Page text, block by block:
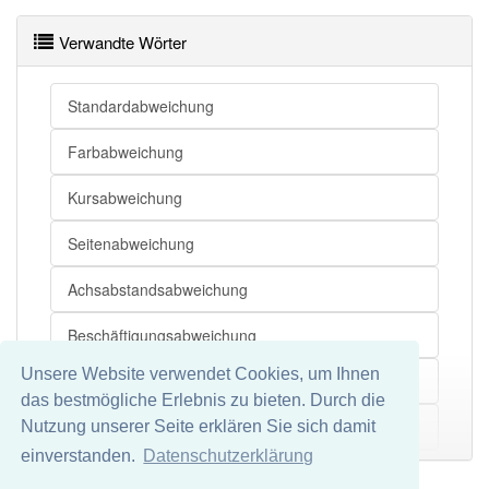
Unsere Website verwendet Cookies, um Ihnen
das bestmögliche Erlebnis zu bieten. Durch die
Nutzung unserer Seite erklären Sie sich damit
einverstanden.
Datenschutzerklärung
Abweichung
Unterschied
Abweichung
Abweichung
Widersprüchlichkeit(en)
Abweichung
Unterschied
Abweichung
Abweichung
Abweichung
Abweichung
Abschweifung
Abweichung
Auseinandergehen
Abweichung
Ungleichheit
Abweichung
Divergenz
Differenz
Divergenz
Bias
Verwandte Wörter
Standardabweichung
Farbabweichung
Kursabweichung
Seitenabweichung
Achsabstandsabweichung
Beschäftigungsabweichung
Betragsabweichung
BohrlochabweichungMehr